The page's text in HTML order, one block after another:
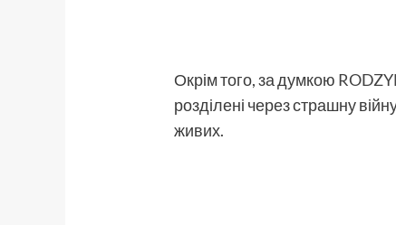
Окрім того, за думкою
розділені через страшну
живих.